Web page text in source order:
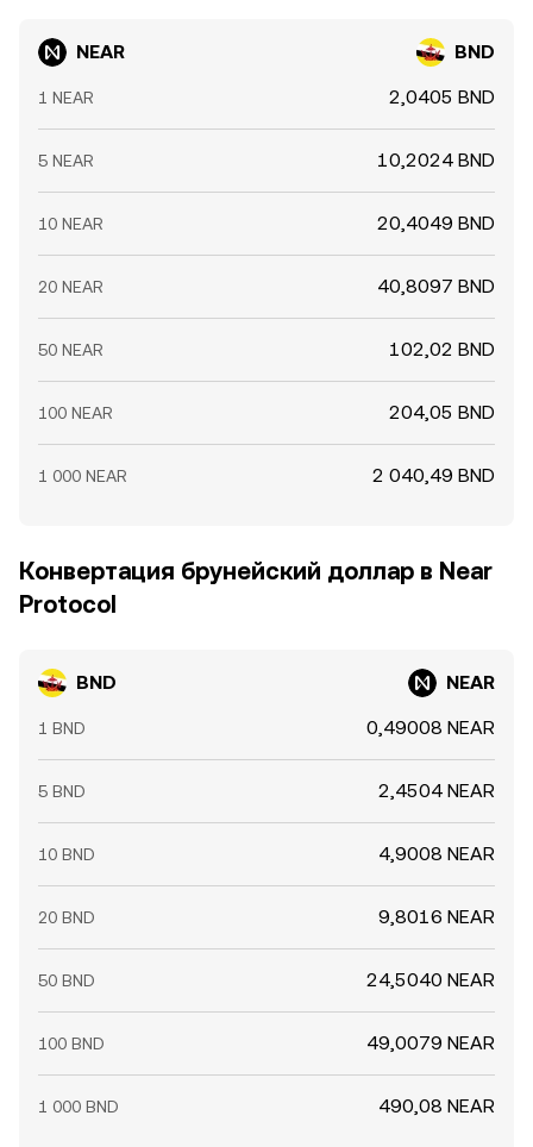
NEAR/BND conversion rate.
NEAR BND
1 NEAR 2,0405 BND
5 NEAR 10,2024 BND
10 NEAR 20,4049 BND
20 NEAR 40,8097 BND
50 NEAR 102,02 BND
100 NEAR 204,05 BND
1 000 NEAR 2 040,49 BND
Конвертация брунейский доллар в Near
Protocol
BND NEAR
1 BND 0,49008 NEAR
5 BND 2,4504 NEAR
10 BND 4,9008 NEAR
20 BND 9,8016 NEAR
50 BND 24,5040 NEAR
100 BND 49,0079 NEAR
1 000 BND 490,08 NEAR